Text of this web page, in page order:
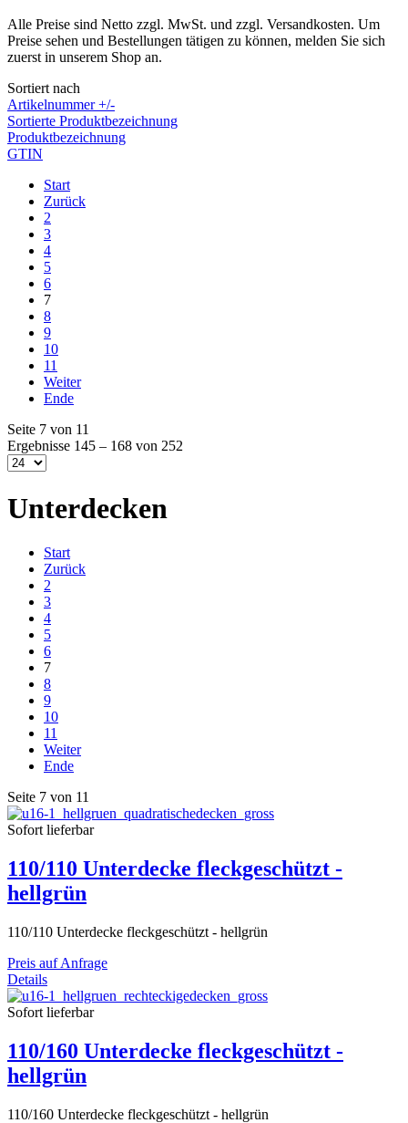
Alle Preise sind Netto zzgl. MwSt. und zzgl. Versandkosten. Um
Preise sehen und Bestellungen tätigen zu können, melden Sie sich
zuerst in unserem Shop an.
Sortiert nach
Artikelnummer +/-
Sortierte Produktbezeichnung
Produktbezeichnung
GTIN
Start
Zurück
2
3
4
5
6
7
8
9
10
11
Weiter
Ende
Seite 7 von 11
Ergebnisse 145 – 168 von 252
Unterdecken
Start
Zurück
2
3
4
5
6
7
8
9
10
11
Weiter
Ende
Seite 7 von 11
Sofort lieferbar
110/110 Unterdecke fleckgeschützt -
hellgrün
110/110 Unterdecke fleckgeschützt - hellgrün
Preis auf Anfrage
Details
Sofort lieferbar
110/160 Unterdecke fleckgeschützt -
hellgrün
110/160 Unterdecke fleckgeschützt - hellgrün